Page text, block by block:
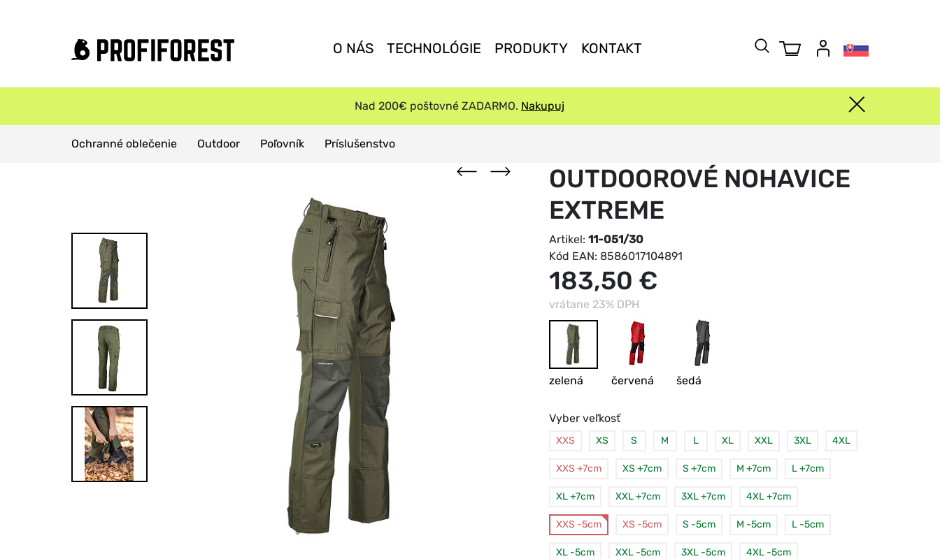
O NÁS TECHNOLÓGIE PRODUKTY KONTAKT
Nad 200€ poštovné ZADARMO. Nakupuj
Ochranné oblečenie Outdoor Poľovník Príslušenstvo
Domov Produkty Outdoor
OUTDOOROVÉ NOHAVICE
EXTREME
Artikel: 11-051/30
Kód EAN: 8586017104891
183,50 €
vrátane 23% DPH
zelená červená šedá
Vyber veľkosť
XXS XS S M L XL XXL 3XL 4XL
XXS +7cm XS +7cm S +7cm M +7cm L +7cm
XL +7cm XXL +7cm 3XL +7cm 4XL +7cm
XXS -5cm XS -5cm S -5cm M -5cm L -5cm
XL -5cm XXL -5cm 3XL -5cm 4XL -5cm